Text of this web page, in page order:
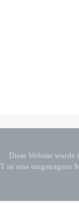
Diese Website
ist eine eingetragene